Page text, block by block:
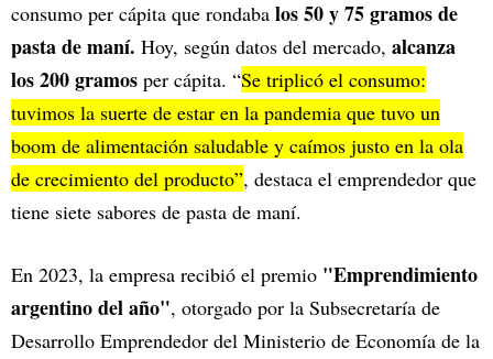
consumo per cápita que rondaba los 50 y 75 gramos de
pasta de maní. Hoy, según datos del mercado, alcanza
los 200 gramos per cápita. “Se triplicó el consumo:
tuvimos la suerte de estar en la pandemia que tuvo un
boom de alimentación saludable y caímos justo en la ola
de crecimiento del producto”, destaca el emprendedor que
tiene siete sabores de pasta de maní.
En 2023, la empresa recibió el premio "Emprendimiento
argentino del año", otorgado por la Subsecretaría de
Desarrollo Emprendedor del Ministerio de Economía de la